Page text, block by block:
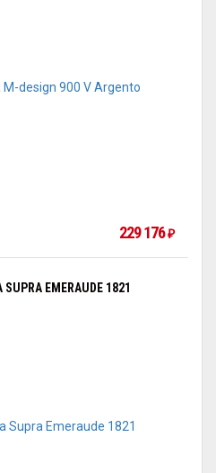
229 176₽
EMERAUDE 1821